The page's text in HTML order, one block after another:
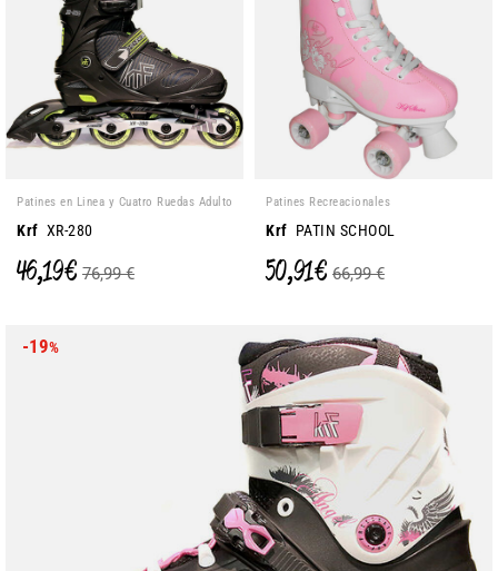
Patines en Linea y Cuatro Ruedas Adulto
Krf XR-280
46,19 € 76,99 €
Patines Recreacionales
Krf PATIN SCHOOL
50,91 € 66,99 €
-19%